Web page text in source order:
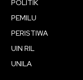
POLITIK
PEMILU
PERISTIWA
UIN RIL
UNILA